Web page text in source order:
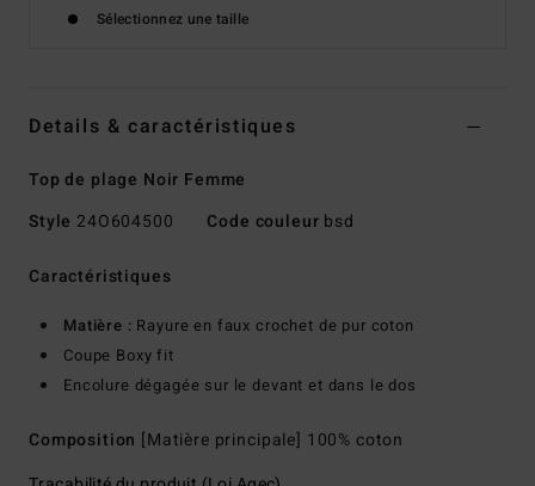
Sélectionnez une taille
Details & caractéristiques
Top de plage Noir Femme
Style 24O604500 Code couleur bsd
Caractéristiques
Matière : Rayure en faux crochet de pur coton
Coupe Boxy fit
Encolure dégagée sur le devant et dans le dos
Composition [Matière principale] 100% coton